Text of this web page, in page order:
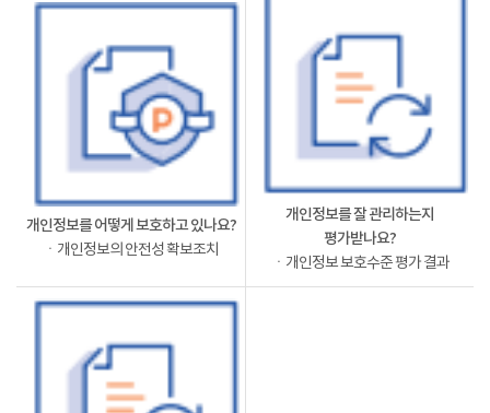
개인정보를 어떻게 보호하고 있나요?
ㆍ개인정보의 안전성 확보조치
개인정보를 잘 관리하는지
평가받나요?
ㆍ개인정보 보호수준 평가 결과